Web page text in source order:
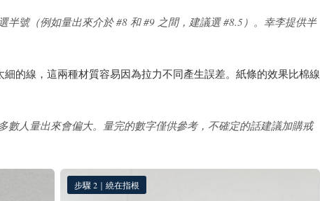
半號（例如量出來介於 #8 和 #9 之間，建議選 #8.5）。幸李提供半
的線，這兩種材質容易因為拉力不同產生誤差。紙條的效果比棉線
數人量出來會偏大。量完的數字僅供參考，不確定的話建議加購戒
步驟 2｜繞在指根